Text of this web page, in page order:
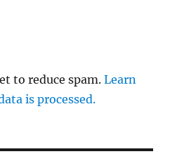
to reduce spam.Learn
is processed.